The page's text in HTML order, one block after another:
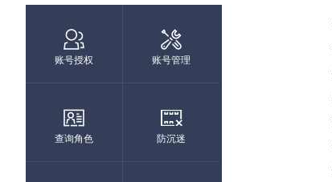
账号授权 账号管理
查询角色 防沉迷